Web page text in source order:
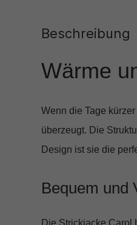
Beschreibung
Wärme
Wenn die Tage
überzeugt. Die
Design ist sie die
Bequem und
Die Strickjacke Carol